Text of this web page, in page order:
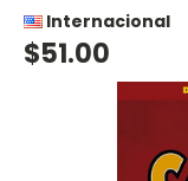
Internacional
$51.00